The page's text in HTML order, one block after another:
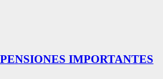
IMPORTANTES